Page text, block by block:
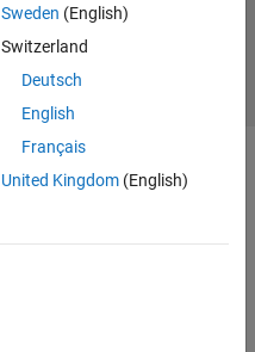
Sweden (English)
Switzerland
Deutsch
English
Français
United Kingdom(English)